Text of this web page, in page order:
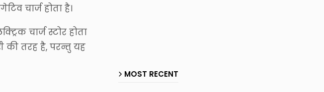
चार्ज होता है।
चार्ज स्टोर होता
की तरह है, परन्तु यह
MOST RECENT